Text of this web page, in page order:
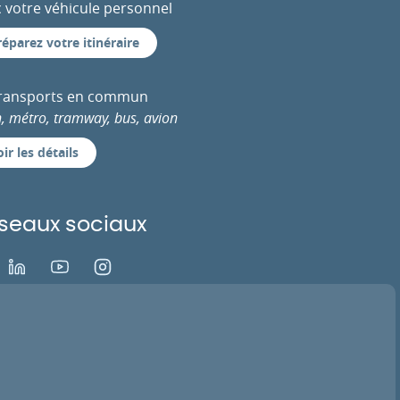
votre véhicule personnel
votre itinéraire
en commun
métro, tramway, bus, avion
les détails
sociaux
Youtube Instagram